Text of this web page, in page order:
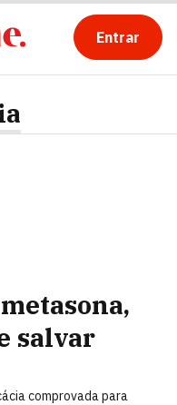
Entrar
salvar
comprovada para